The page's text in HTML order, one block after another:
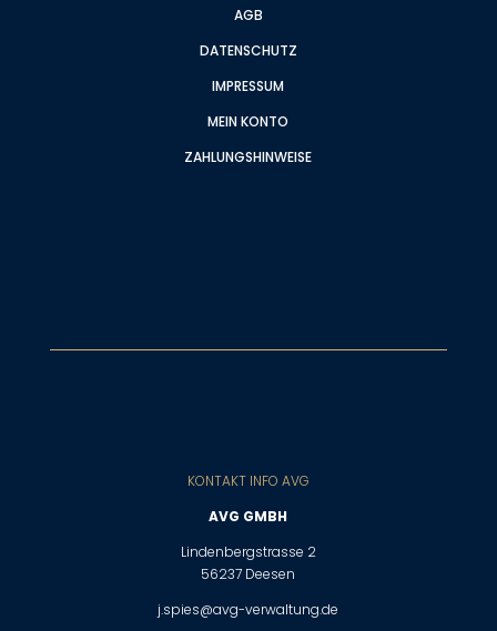
AGB
DATENSCHUTZ
IMPRESSUM
MEIN KONTO
ZAHLUNGSHINWEISE
KONTAKT INFO AVG
AVG GMBH
Lindenbergstrasse 2
56237 Deesen
j.spies@avg-verwaltung.de